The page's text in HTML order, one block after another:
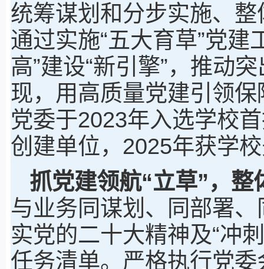
统筹谋划和分步实施、
通过实施“五大育草”党建
高”建设“新引擎”，推动
现，用高质量党建引领
党委于2023年入选学校
创建单位，2025年获学
抓党建领航“立草”， 整
与业务同谋划、同部署
实党的二十大精神及“冲
任务清单。严格执行党